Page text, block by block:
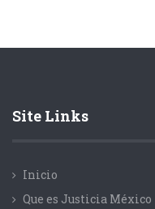
Site Links
Inicio
Que es Justicia México